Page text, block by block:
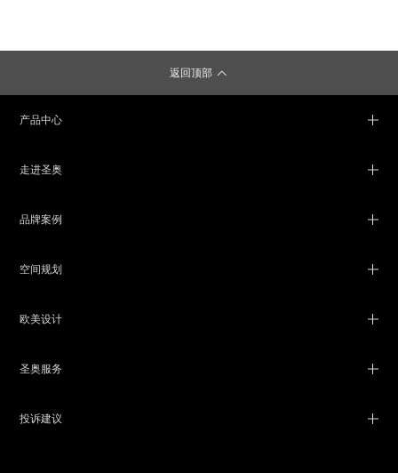
返回顶部
产品中心
走进圣奥
品牌案例
空间规划
欧美设计
圣奥服务
投诉建议